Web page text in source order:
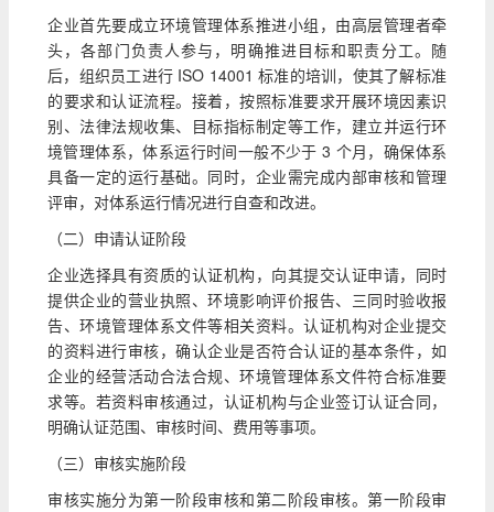
企业首先要成立环境管理体系推进小组，由高层管理者牵
头，各部门负责人参与，明确推进目标和职责分工。随
后，组织员工进行 ISO 14001 标准的培训，使其了解标准
的要求和认证流程。接着，按照标准要求开展环境因素识
别、法律法规收集、目标指标制定等工作，建立并运行环
境管理体系，体系运行时间一般不少于 3 个月，确保体系
具备一定的运行基础。同时，企业需完成内部审核和管理
评审，对体系运行情况进行自查和改进。
（二）申请认证阶段
企业选择具有资质的认证机构，向其提交认证申请，同时
提供企业的营业执照、环境影响评价报告、三同时验收报
告、环境管理体系文件等相关资料。认证机构对企业提交
的资料进行审核，确认企业是否符合认证的基本条件，如
企业的经营活动合法合规、环境管理体系文件符合标准要
求等。若资料审核通过，认证机构与企业签订认证合同，
明确认证范围、审核时间、费用等事项。
（三）审核实施阶段
审核实施分为第一阶段审核和第二阶段审核。第一阶段审